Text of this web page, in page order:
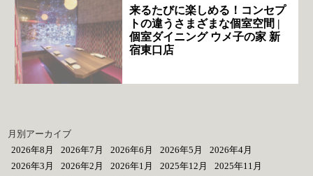
来るたびに楽しめる！コンセプ
トの違うさまざまな個室空間 |
個室ダイニング ウメ子の家 新
宿東口店
月別アーカイブ
2026年8月
2026年7月 2026年6月 2026年5月
2026年4月
2026年3月
2026年2月 2026年1月 2025年12月
2025年11月